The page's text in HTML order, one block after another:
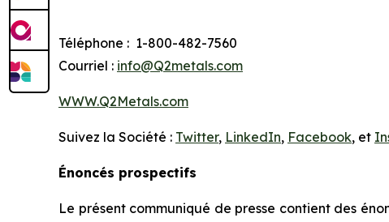
Téléphone : 1-800-482-7560
Courriel : info@Q2metals.com
WWW.Q2Metals.com
Suivez la Société : Twitter, LinkedIn, Facebook, et
Énoncés prospectifs
Le présent communiqué de presse contient des